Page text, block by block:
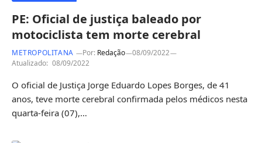
PE: Oficial de justiça baleado por
motociclista tem morte cerebral
METROPOLITANA Por: Redação
08/09/2022
Atualizado: 08/09/2022
O oficial de Justiça Jorge Eduardo Lopes Borges, de 41
anos, teve morte cerebral confirmada pelos médicos nesta
quarta-feira (07),…